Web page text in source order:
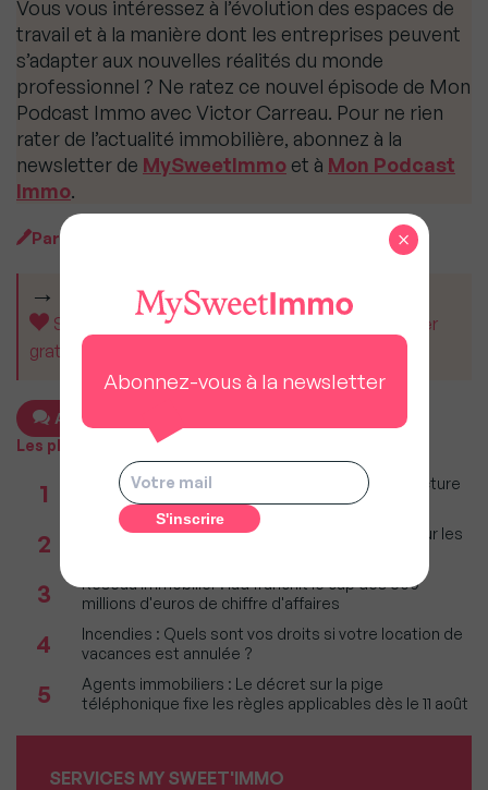
Vous vous intéressez à l’évolution des espaces de
travail et à la manière dont les entreprises peuvent
s’adapter aux nouvelles réalités du monde
professionnel ? Ne ratez ce nouvel épisode de Mon
Podcast Immo avec Victor Carreau. Pour ne rien
rater de l’actualité immobilière, abonnez à la
newsletter de MySweetImmo et à Mon Podcast
Immo.
Par
CET ARTICLE VOUS A AIDÉ ?
Soutenez MySweetImmo et aidez-nous à rester
gratuit pour tous.
Ajouter un commentaire
Les plus populaires
1
Taxe foncière 2026 : Ces grandes villes où la facture
restera parmi les plus lourdes
2
Immobilier : Ce que l’AI Act change vraiment pour les
3
Réseau immobilier : iad franchit le cap des 600
millions d'euros de chiffre d'affaires
4
Incendies : Quels sont vos droits si votre location de
vacances est annulée ?
5
Agents immobiliers : Le décret sur la pige
téléphonique fixe les règles applicables dès le 11 août
SERVICES MY SWEET'IMMO
Abonnez-vous à la newsletter
×